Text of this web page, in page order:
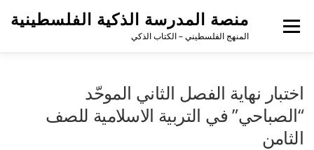
منصة المدرسة الذكية الفلسطينية
المنهج الفلسطيني – الكتاب الذكي
القائمة
اختبار نهاية الفصل الثاني الموحّد
“الصباحي” في التربية الاسلامية للصف
الثامن